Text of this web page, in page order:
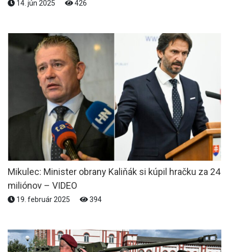
14. jún 2025 426
Mikulec: Minister obrany Kaliňák si kúpil hračku za 24
miliónov – VIDEO
19. február 2025 394